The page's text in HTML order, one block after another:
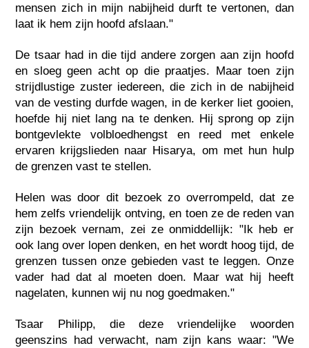
mensen zich in mijn nabijheid durft te vertonen, dan
laat ik hem zijn hoofd afslaan."
De tsaar had in die tijd andere zorgen aan zijn hoofd
en sloeg geen acht op die praatjes. Maar toen zijn
strijdlustige zuster iedereen, die zich in de nabijheid
van de vesting durfde wagen, in de kerker liet gooien,
hoefde hij niet lang na te denken. Hij sprong op zijn
bontgevlekte volbloedhengst en reed met enkele
ervaren krijgslieden naar Hisarya, om met hun hulp
de grenzen vast te stellen.
Helen was door dit bezoek zo overrompeld, dat ze
hem zelfs vriendelijk ontving, en toen ze de reden van
zijn bezoek vernam, zei ze onmiddellijk: "Ik heb er
ook lang over lopen denken, en het wordt hoog tijd, de
grenzen tussen onze gebieden vast te leggen. Onze
vader had dat al moeten doen. Maar wat hij heeft
nagelaten, kunnen wij nu nog goedmaken."
Tsaar Philipp, die deze vriendelijke woorden
geenszins had verwacht, nam zijn kans waar: "We